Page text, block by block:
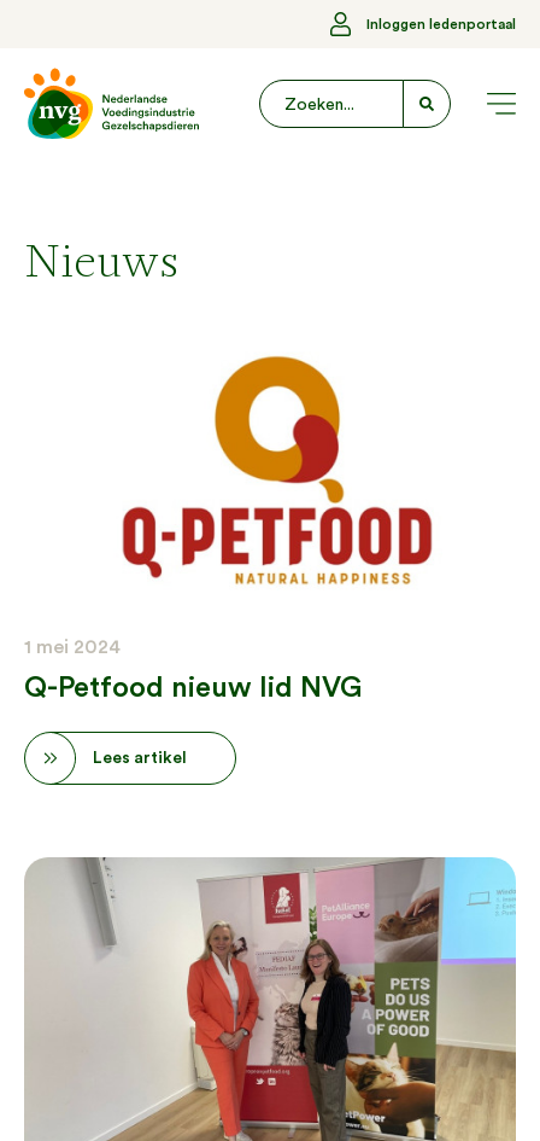
Inloggen ledenportaal
Nieuws
1 mei 2024
Q-Petfood nieuw lid NVG
Lees artikel